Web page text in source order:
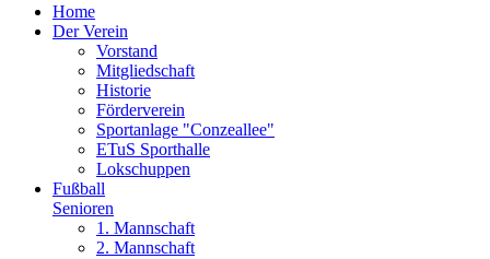
Home
Der Verein
Vorstand
Mitgliedschaft
Historie
Förderverein
Sportanlage "Conzeallee"
ETuS Sporthalle
Lokschuppen
Fußball
Senioren
1. Mannschaft
2. Mannschaft